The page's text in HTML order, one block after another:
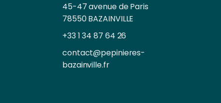
45-47 avenue de Paris
78550 BAZAINVILLE
+33 1 34 87 64 26
contact@pepinieres-
bazainville.fr